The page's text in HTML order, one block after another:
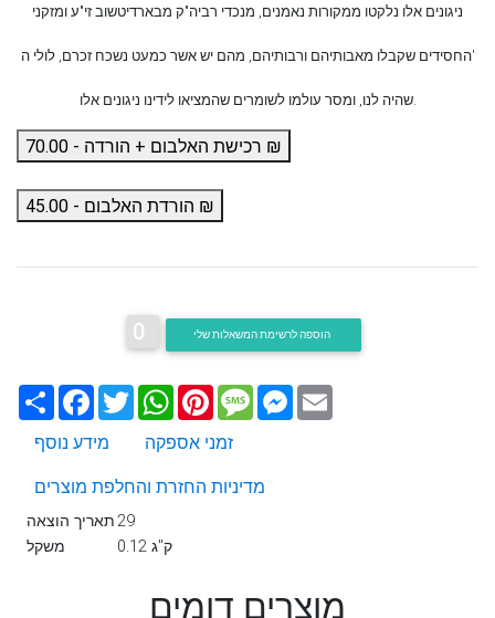
ניגונים אלו נלקטו ממקורות נאמנים, מנכדי רביה"ק מבארדיטשוב זי"ע ומזקני
החסידים שקבלו מאבותיהם ורבותיהם, מהם יש אשר כמעט נשכח זכרם, לולי ה'
שהיה לנו, ומסר עולמו לשומרים שהמציאו לידינו ניגונים אלו.
רכישת האלבום + הורדה - 70.00 ₪
הורדת האלבום - 45.00 ₪
0
שתף Facebook
TwitterWhatsApp
PinterestMessageMessenger
מידע נוסף
זמני אספקה
מדיניות החזרת והחלפת מוצרים
תאריך הוצאה29
משקל
0.12 ק"ג
מוצרים דומים